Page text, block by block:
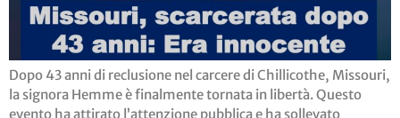
Dopo 43 anni di reclusione nel carcere di Chillicothe, Missouri,
la signora Hemme è finalmente tornata in libertà. Questo
evento ha attirato l’attenzione pubblica e ha sollevato